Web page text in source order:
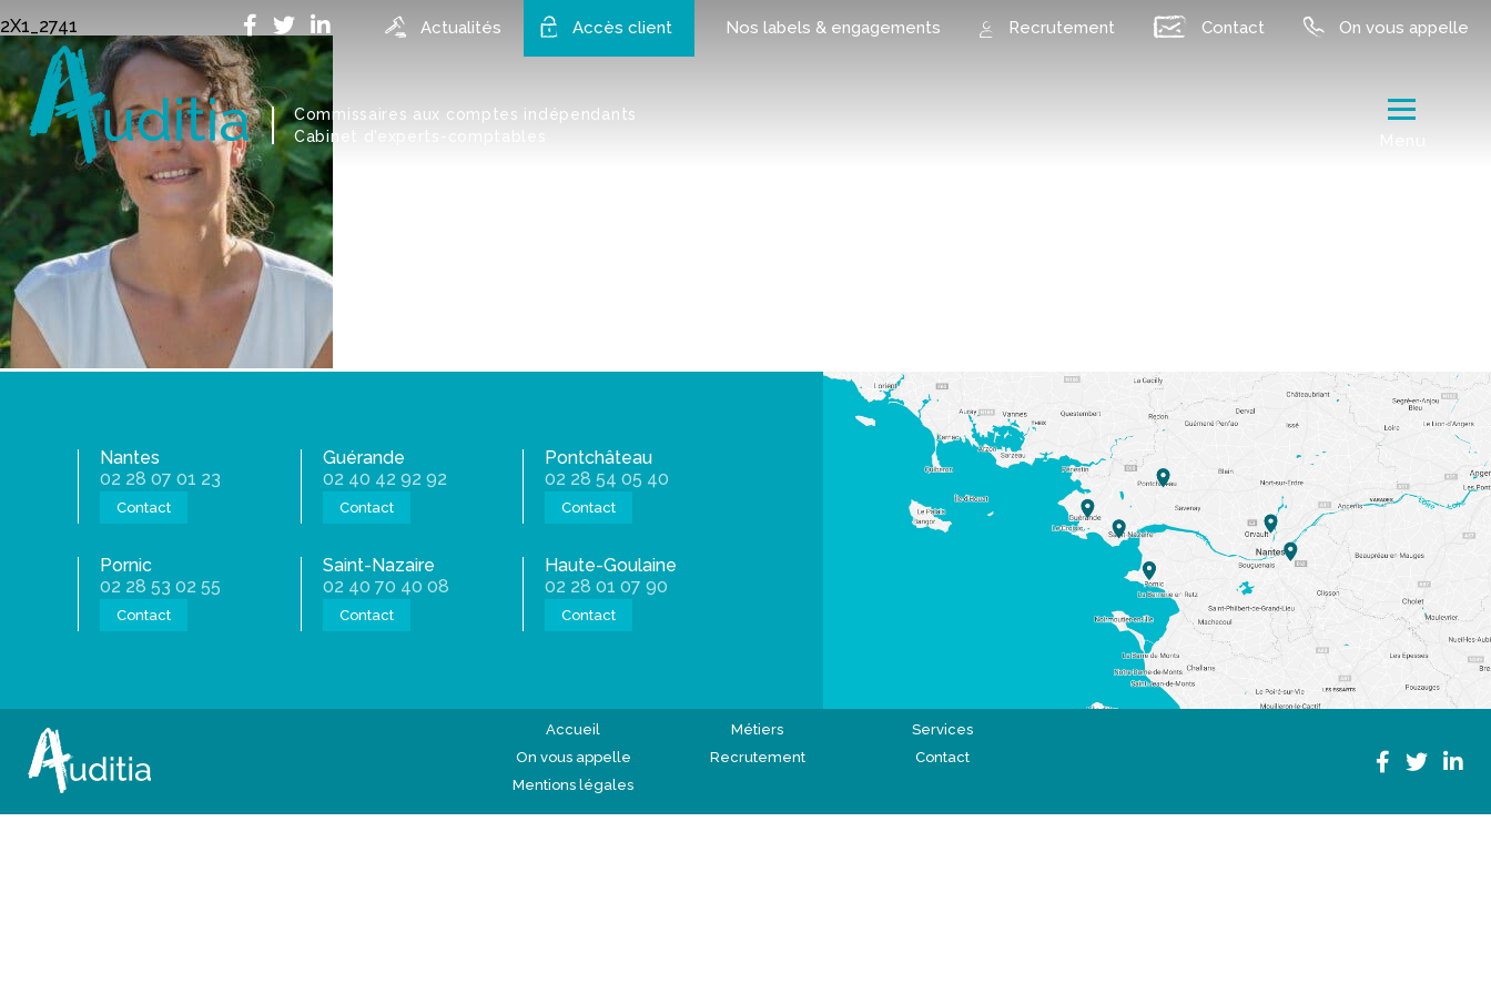
Commissaires aux comptes indépendants
Cabinet d'experts-comptables
Actualités Accès client Nos labels & engagements Recrutement Contact On vous appelle
Notre cabinet comptable à La Chapelle sur Erdre
2X1_2741
Nantes
02 28 07 01 23
Contact
Guérande
02 40 42 92 92
Contact
Pontchâteau
02 28 54 05 40
Contact
Pornic
02 28 53 02 55
Contact
Saint-Nazaire
02 40 70 40 08
Contact
Haute-Goulaine
02 28 01 07 90
Contact
Accueil Métiers
Services
On vous appelle
Recrutement
Contact
Mentions légales